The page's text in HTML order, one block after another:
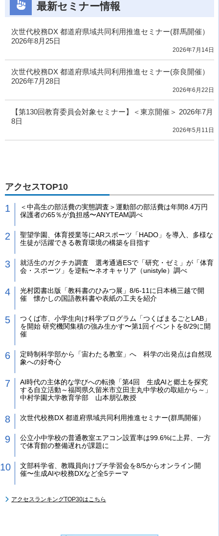
最新セミナー情報
次世代校務DX 都道府県域共同利用推進セミナー(群馬開催）
2026年8月25日
2026年7月14日
次世代校務DX 都道府県域共同利用推進セミナー(奈良開催）
2026年7月28日
2026年6月22日
【第130回教育委員会対象セミナー】＜東京開催＞ 2026年7月
8日
2026年5月11日
アクセスTOP10
＜中高生の部活費の実態調査＞運動部の部活費は年間8.4万円
保護者の65％が負担感〜ANYTEAM調べ
聖望学園、体育授業等にARスポーツ「HADO」を導入、多様な
生徒が活躍できる教育環境の構築を目指す
就活生のガクチカ調査 選考通過ESで「研究・ゼミ」が「体育
会・スポーツ」を逆転〜ネオキャリア（unistyle）調べ
光村図書出版「教科書のひみつ展」8/6-11に日本橋三越で開
催 懐かしの国語教科書や表紙の工夫を紹介
つくば市、小学生向け科学プログラム「つくばまるごとLAB」
を開始 研究機関集積の強み生かす〜第1回イベントを8/29に開
催
定時制科学部から「宙わたる教室」へ 科学の出発点は自然現
象への好奇心
AI時代の主体的な学びへの転換「第4回 生成AIと郷土を探究
する自立活動～福岡県久留米市立田主丸中学校の取組から～」
中村学園大学教育学部 山本朋弘教授
次世代校務DX 都道府県域共同利用推進セミナー(群馬開催）
公立小中学校の普通教室エアコン設置率は99.6%に上昇、一方
で体育館の整備遅れが課題に
文部科学省、教職員向けプチ学習会を8/5からオンライン開
催〜生成AIや校務DXなど全5テーマ
アクセスランキングTOP30はこちら